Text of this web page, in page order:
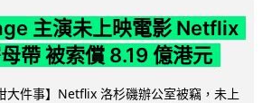
主演未上映電影 Netflix
帶 被索償 8.19 億港元
大件事】Netflix 洛杉磯辦公室被竊，未上